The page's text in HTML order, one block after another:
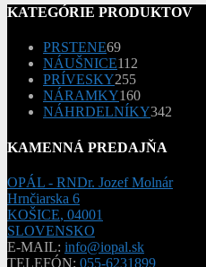
KATEGÓRIE PRODUKTOV
PRSTENE6969
produktov
NÁUŠNICE112
PRÍVESKY255255
produktov
NÁRAMKY160160
produktov
NÁHRDELNÍKY342
KAMENNÁ PREDAJŇA
OPÁL - RNDr. Jozef Molnár
Hrnčiarska 6
KOŠICE, 04001
SLOVENSKO
E-MAIL: info@iopal.sk
TELEFÓN: 055-6231899